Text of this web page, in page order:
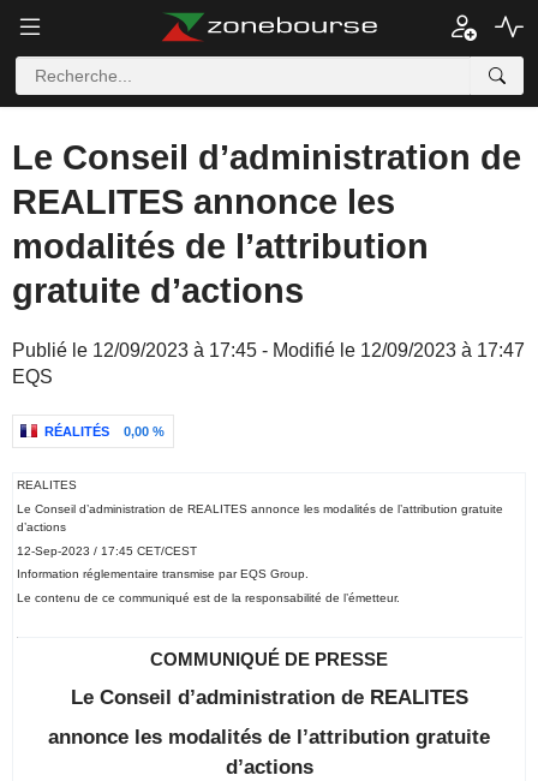
Le Conseil d’administration de
REALITES annonce les
modalités de l’attribution
gratuite d’actions
Publié le 12/09/2023 à 17:45 - Modifié le 12/09/2023 à 17:47
EQS
RÉALITÉS 0,00 %
REALITES
Le Conseil d’administration de REALITES annonce les modalités de l’attribution gratuite
d’actions
12-Sep-2023 / 17:45 CET/CEST
Information réglementaire transmise par EQS Group.
Le contenu de ce communiqué est de la responsabilité de l’émetteur.
COMMUNIQUÉ DE PRESSE
Le Conseil d’administration de REALITES
annonce les modalités de l’attribution gratuite
d’actions